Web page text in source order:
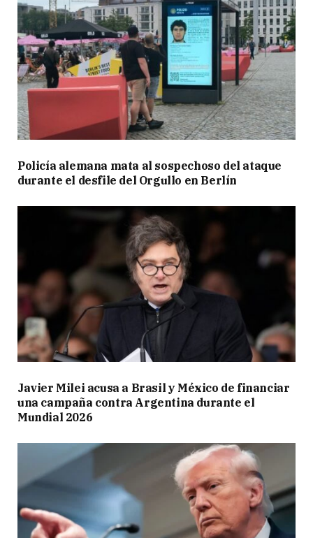
Policía alemana mata al sospechoso del ataque
durante el desfile del Orgullo en Berlín
Javier Milei acusa a Brasil y México de financiar
una campaña contra Argentina durante el
Mundial 2026